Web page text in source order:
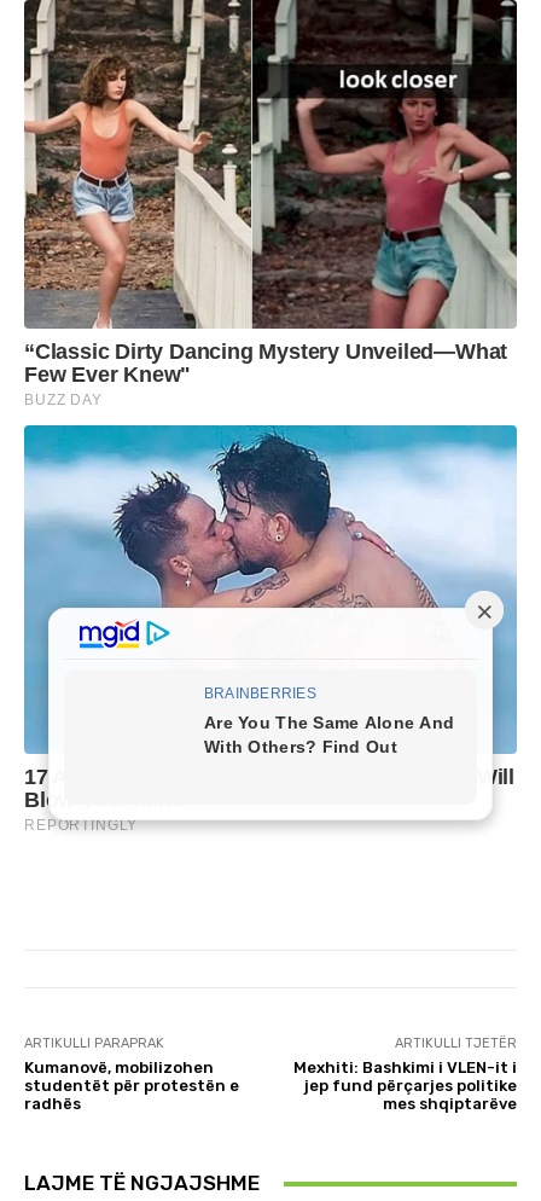
ARTIKULLI PARAPRAK
Kumanovë, mobilizohen
studentët për protestën e
radhës
ARTIKULLI TJETËR
Mexhiti: Bashkimi i VLEN-it i
jep fund përçarjes politike
mes shqiptarëve
LAJME TË NGJAJSHME